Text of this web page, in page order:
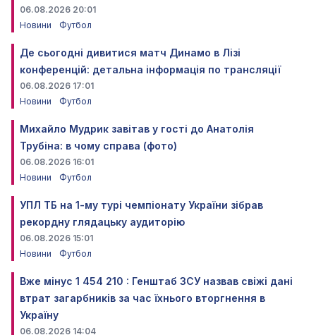
06.08.2026 20:01
Новини
Футбол
Де сьогодні дивитися матч Динамо в Лізі
конференцій: детальна інформація по трансляції
06.08.2026 17:01
Новини
Футбол
Михайло Мудрик завітав у гості до Анатолія
Трубіна: в чому справа (фото)
06.08.2026 16:01
Новини
Футбол
УПЛ ТБ на 1-му турі чемпіонату України зібрав
рекордну глядацьку аудиторію
06.08.2026 15:01
Новини
Футбол
Вже мінус 1 454 210 : Генштаб ЗСУ назвав свіжі дані
втрат загарбників за час їхнього вторгнення в
Україну
06.08.2026 14:04